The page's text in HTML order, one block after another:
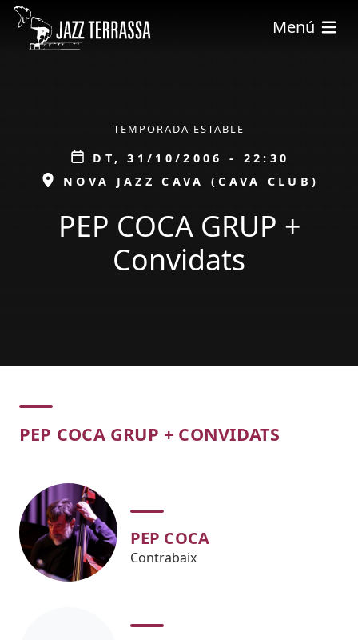
Vés al contingut
Menú
TEMPORADA ESTABLE
Data
DT, 31/10/2006 - 22:30
ESPAI
NOVA JAZZ CAVA (CAVA CLUB)
PEP COCA GRUP +
Convidats
Concert
PEP COCA GRUP + CONVIDATS
PEP COCA
Contrabaix